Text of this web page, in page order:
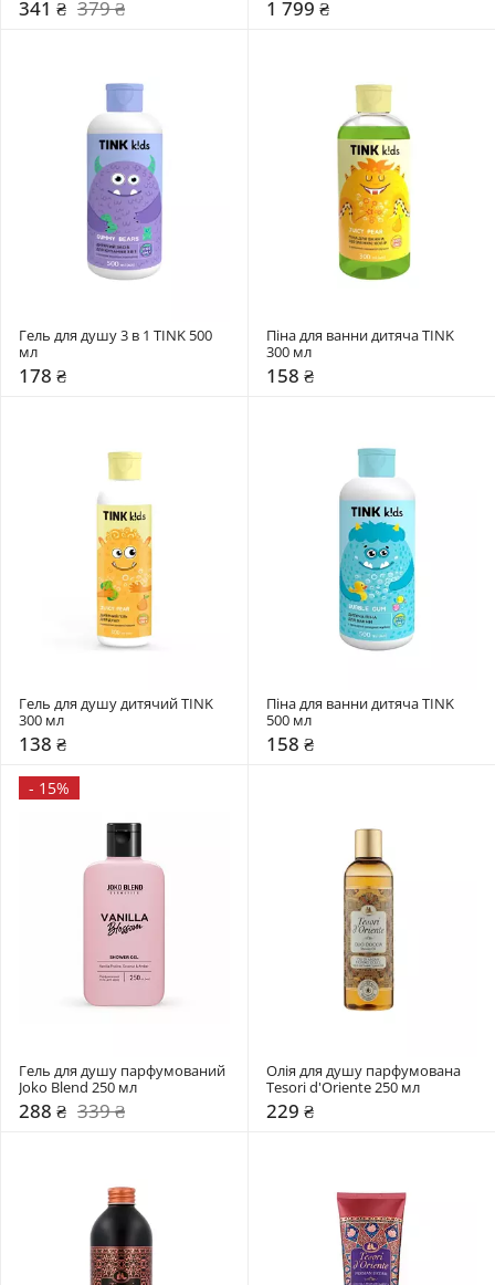
341 ₴ 379 ₴ 1 799 ₴
Гель для душу 3 в 1 TINK 500
мл
178 ₴
Піна для ванни дитяча TINK
300 мл
158 ₴
Гель для душу дитячий TINK
300 мл
138 ₴
Піна для ванни дитяча TINK
500 мл
158 ₴
- 15%
Гель для душу парфумований
Joko Blend 250 мл
288 ₴ 339 ₴
Олія для душу парфумована
Tesori d'Oriente 250 мл
229 ₴